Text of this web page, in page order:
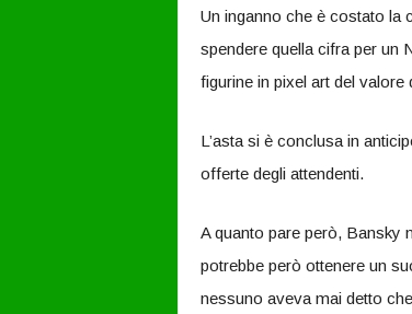
Un inganno che è costato la
spendere quella cifra per un
figurine in pixel art del valore
L’asta si è conclusa in
offerte degli attendenti.
A quanto pare però, Bansky
potrebbe però ottenere un
nessuno aveva mai detto